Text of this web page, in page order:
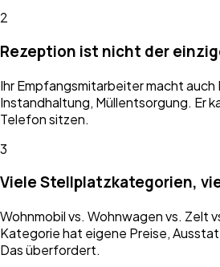
2
Rezeption ist nicht der
Ihr Empfangsmitarbeiter macht auch
Instandhaltung, Müllentsorgung. Er
Telefon sitzen.
3
Viele Stellplatzkategorien,
Wohnmobil vs. Wohnwagen vs. Zelt
Kategorie hat eigene Preise,
Das überfordert.